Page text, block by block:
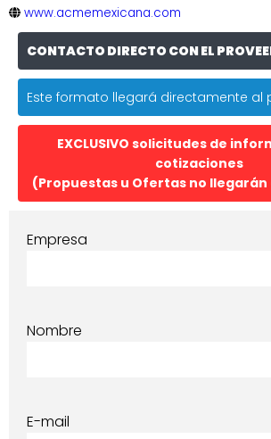
www.acmemexicana.com
CONTACTO DIRECTO CON EL
Este formato llegará directamente al
EXCLUSIVO solicitudes de
cotizaciones
(Propuestas u Ofertas no
Empresa
Nombre
E-mail